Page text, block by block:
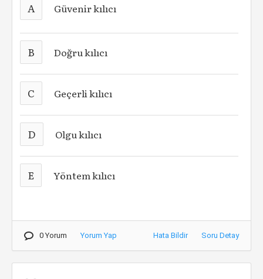
A Güvenir kılıcı
B Doğru kılıcı
C Geçerli kılıcı
D Olgu kılıcı
E Yöntem kılıcı
0 Yorum Yorum Yap Hata Bildir Soru Detay